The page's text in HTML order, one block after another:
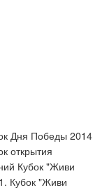
Дня Победы 2014
открытия
Кубок "Живи
Кубок "Живи